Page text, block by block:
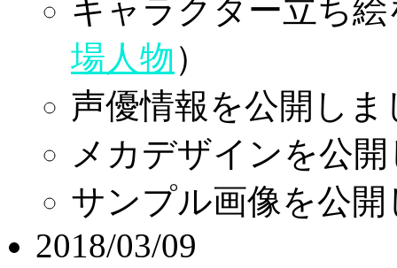
キャラクター立ち
場人物 ）
声優情報を公開しま
メカデザインを公
サンプル画像を公
2018/03/09